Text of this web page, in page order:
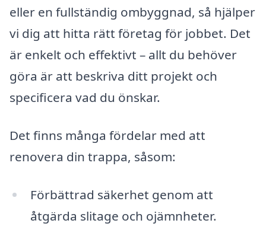
eller en fullständig ombyggnad, så hjälper
vi dig att hitta rätt företag för jobbet. Det
är enkelt och effektivt – allt du behöver
göra är att beskriva ditt projekt och
specificera vad du önskar.
Det finns många fördelar med att
renovera din trappa, såsom:
Förbättrad säkerhet genom att
åtgärda slitage och ojämnheter.